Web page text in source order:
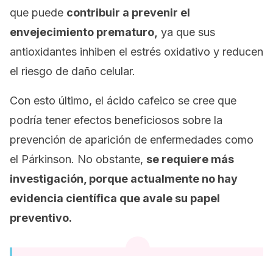
que puede contribuir a prevenir el
envejecimiento prematuro, ya que sus
antioxidantes inhiben el estrés oxidativo y reducen
el riesgo de daño celular.
Con esto último, el ácido cafeico se cree que
podría tener efectos beneficiosos sobre la
prevención de aparición de enfermedades como
el Párkinson. No obstante, se requiere más
investigación, porque actualmente no hay
evidencia científica que avale su papel
preventivo.